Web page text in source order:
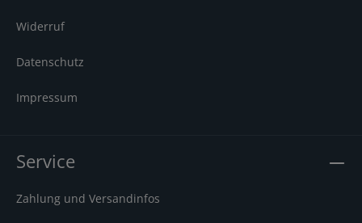
Widerruf
Datenschutz
Impressum
Service
Zahlung und Versandinfos